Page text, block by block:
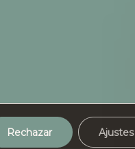
Rechazar Ajustes